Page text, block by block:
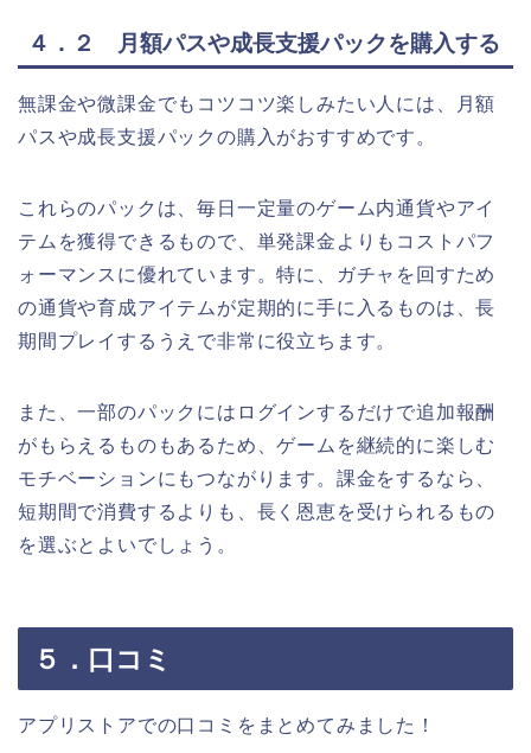
４．２ 月額パスや成長支援パックを購入する
無課金や微課金でもコツコツ楽しみたい人には、月額
パスや成長支援パックの購入がおすすめです。
これらのパックは、毎日一定量のゲーム内通貨やアイ
テムを獲得できるもので、単発課金よりもコストパフ
ォーマンスに優れています。特に、ガチャを回すため
の通貨や育成アイテムが定期的に手に入るものは、長
期間プレイするうえで非常に役立ちます。
また、一部のパックにはログインするだけで追加報酬
がもらえるものもあるため、ゲームを継続的に楽しむ
モチベーションにもつながります。課金をするなら、
短期間で消費するよりも、長く恩恵を受けられるもの
を選ぶとよいでしょう。
５．口コミ
アプリストアでの口コミをまとめてみました！